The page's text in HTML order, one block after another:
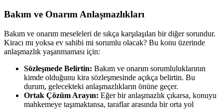
Bakım ve Onarım Anlaşmazlıkları
Bakım ve onarım meseleleri de sıkça karşılaşılan bir diğer sorundur.
Kiracı mı yoksa ev sahibi mi sorumlu olacak? Bu konu üzerinde
anlaşmazlık yaşanmaması için:
Sözleşmede Belirtin: Bakım ve onarım sorumluluklarının
kimde olduğunu kira sözleşmesinde açıkça belirtin. Bu
durum, gelecekteki anlaşmazlıkların önüne geçer.
Ortak Çözüm Arayın: Eğer bir anlaşmazlık çıkarsa, konuyu
mahkemeye taşımaktansa, taraflar arasında bir orta yol